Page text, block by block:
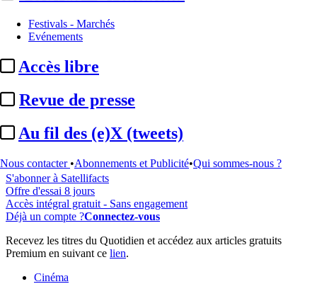
Festivals - Marchés
Evénements
Accès libre
Revue de presse
Au fil des (e)X (tweets)
Nous contacter •Abonnements et Publicité•Qui sommes-nous ?
...
Cet article est réservé à nos abonnés
Pour accéder à cet article, à l'ensemble du site, découvrez nos
S'abonner à Satellifacts
Offre d'essai 8 jours
Accès intégral gratuit - Sans engagement
Déjà un compte ?Connectez-vous
Recevez les titres du Quotidien et accédez aux articles gratuits
Premium en suivant ce lien.
Cinéma